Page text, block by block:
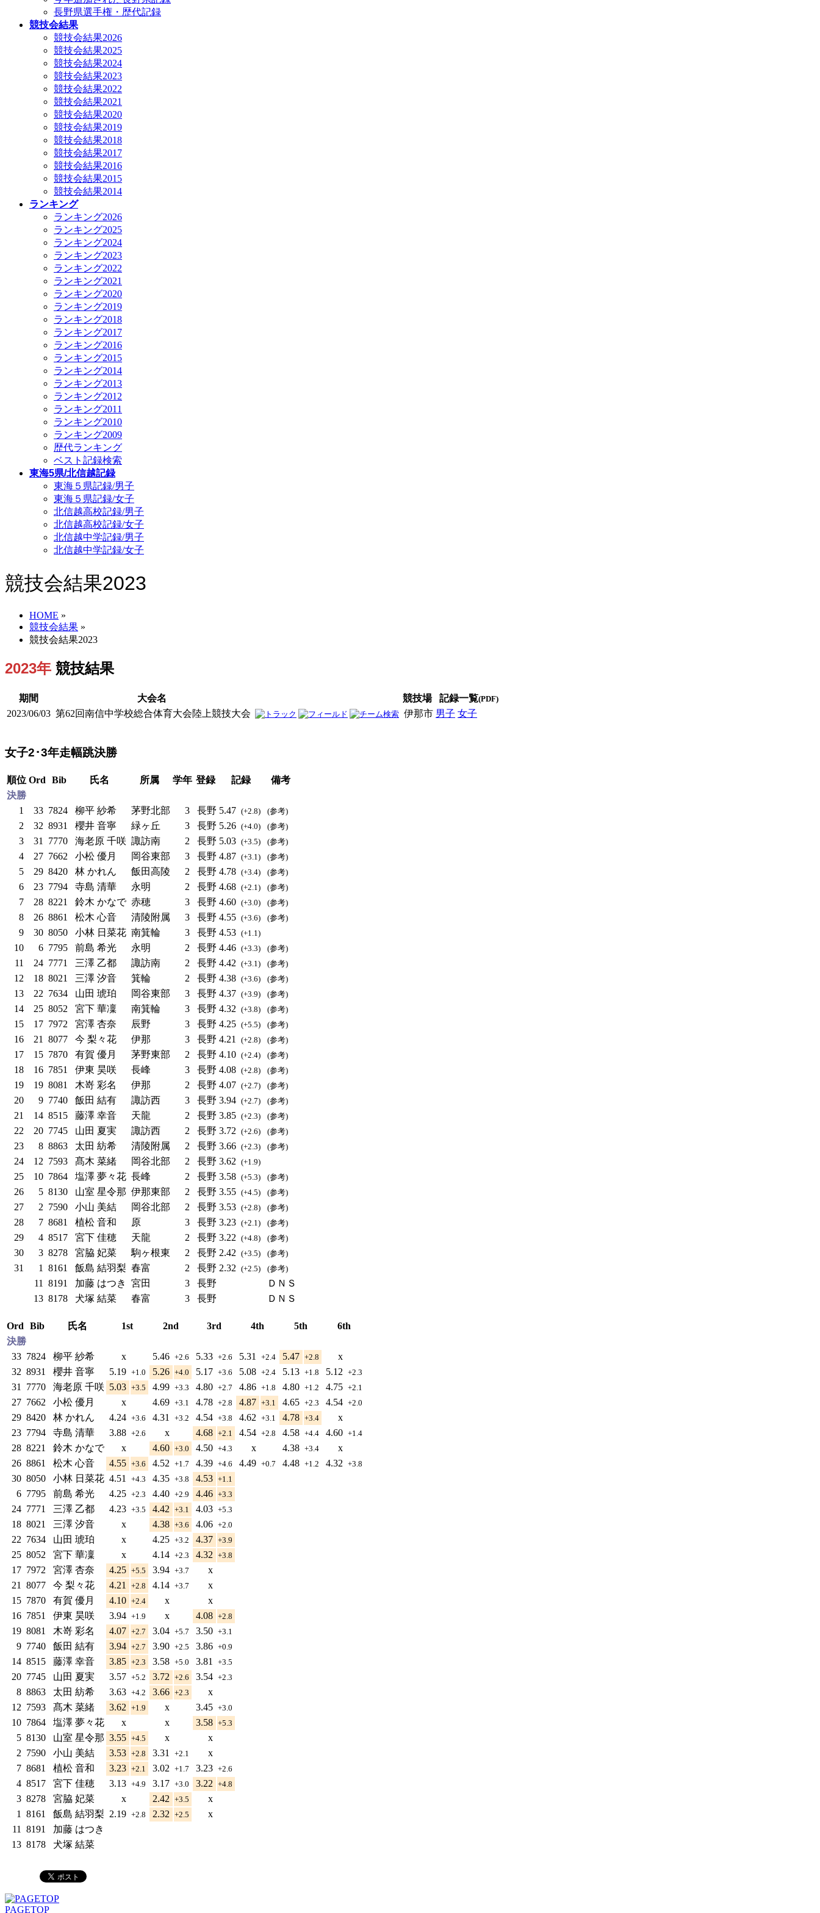
長野県選手権・歴代記録
競技会結果
競技会結果2026
競技会結果2025
競技会結果2024
競技会結果2023
競技会結果2022
競技会結果2021
競技会結果2020
競技会結果2019
競技会結果2018
競技会結果2017
競技会結果2016
競技会結果2015
競技会結果2014
ランキング
ランキング2026
ランキング2025
ランキング2024
ランキング2023
ランキング2022
ランキング2021
ランキング2020
ランキング2019
ランキング2018
ランキング2017
ランキング2016
ランキング2015
ランキング2014
ランキング2013
ランキング2012
ランキング2011
ランキング2010
ランキング2009
歴代ランキング
ベスト記録検索
東海5県/北信越記録
東海５県記録/男子
東海５県記録/女子
北信越高校記録/男子
北信越高校記録/女子
北信越中学記録/男子
北信越中学記録/女子
競技会結果2023
HOME »
競技会結果 »
競技会結果2023
2023年 競技結果
期間 大会名 競技場 記録一覧(PDF)
2023/06/03 第62回南信中学校総合体育大会陸上競技大会 伊那市 男子 女子
女子2･3年走幅跳決勝
順位 Ord Bib 氏名 所属 学年 登録 記録
備考
決勝
1
33 7824 柳平 紗希 茅野北部 3 長野 5.47 (+2.8) (参考)
2 32 8931 櫻井 音寧 緑ヶ丘 3 長野 5.26 (+4.0) (参考)
3 31 7770 海老原 千咲 諏訪南 2 長野 5.03 (+3.5) (参考)
4 27 7662 小松 優月 岡谷東部 3 長野 4.87 (+3.1) (参考)
5 29 8420 林 かれん 飯田高陵 2 長野 4.78 (+3.4) (参考)
6 23 7794 寺島 清華 永明 2 長野 4.68 (+2.1) (参考)
7 28 8221 鈴木 かなで 赤穂 3 長野 4.60 (+3.0) (参考)
8 26 8861 松木 心音 清陵附属 3 長野 4.55 (+3.6) (参考)
9 30 8050 小林 日菜花 南箕輪 3 長野 4.53 (+1.1)
10 6 7795 前島 希光 永明 2 長野 4.46 (+3.3) (参考)
11 24 7771 三澤 乙都 諏訪南 2 長野 4.42 (+3.1) (参考)
12 18 8021 三澤 汐音 箕輪 2 長野 4.38 (+3.6) (参考)
13 22 7634 山田 琥珀 岡谷東部 3 長野 4.37 (+3.9) (参考)
14 25 8052 宮下 華凜 南箕輪 3 長野 4.32 (+3.8) (参考)
15 17 7972 宮澤 杏奈 辰野 3 長野 4.25 (+5.5) (参考)
16 21 8077 今 梨々花 伊那 3 長野 4.21 (+2.8) (参考)
17 15 7870 有賀 優月 茅野東部 2 長野 4.10 (+2.4) (参考)
18 16 7851 伊東 昊咲 長峰 3 長野 4.08 (+2.8) (参考)
19 19 8081 木嵜 彩名 伊那 2 長野 4.07 (+2.7) (参考)
20 9 7740 飯田 結有 諏訪西 3 長野 3.94 (+2.7) (参考)
21 14 8515 藤澤 幸音 天龍 2 長野 3.85 (+2.3) (参考)
22 20 7745 山田 夏実 諏訪西 2 長野 3.72 (+2.6) (参考)
23 8 8863 太田 紡希 清陵附属 2 長野 3.66 (+2.3) (参考)
24 12 7593 髙木 菜緒 岡谷北部 2 長野 3.62 (+1.9)
25 10 7864 塩澤 夢々花 長峰 2 長野 3.58 (+5.3) (参考)
26 5 8130 山室 星令那 伊那東部 2 長野 3.55 (+4.5) (参考)
27 2 7590 小山 美結 岡谷北部 2 長野 3.53 (+2.8) (参考)
28 7 8681 植松 音和 原 3 長野 3.23 (+2.1) (参考)
29 4 8517 宮下 佳穂 天龍 2 長野 3.22 (+4.8) (参考)
30 3 8278 宮脇 妃菜 駒ヶ根東 2 長野 2.42 (+3.5) (参考)
31 1 8161 飯島 結羽梨 春富 2 長野 2.32 (+2.5) (参考)
11 8191 加藤 はつき 宮田 3 長野
ＤＮＳ
13 8178 犬塚 結菜 春富 3 長野 ＤＮＳ
Ord Bib 氏名 1st 2nd 3rd 4th 5th
6th
決勝
33 7824 柳平 紗希 x 5.46 +2.6 5.33 +2.6 5.31 +2.4 5.47 +2.8
x
32 8931 櫻井 音寧 5.19 +1.0 5.26 +4.0 5.17 +3.6 5.08 +2.4 5.13 +1.8 5.12 +2.3
31 7770 海老原 千咲 5.03 +3.5 4.99 +3.3 4.80 +2.7 4.86 +1.8 4.80 +1.2 4.75 +2.1
27 7662 小松 優月 x 4.69 +3.1 4.78 +2.8 4.87 +3.1 4.65 +2.3 4.54 +2.0
29 8420 林 かれん 4.24 +3.6 4.31 +3.2 4.54 +3.8 4.62 +3.1 4.78 +3.4
x
23 7794 寺島 清華 3.88 +2.6 x 4.68 +2.1 4.54 +2.8 4.58 +4.4 4.60 +1.4
28 8221 鈴木 かなで x 4.60 +3.0 4.50 +4.3 x 4.38 +3.4
x
26 8861 松木 心音 4.55 +3.6 4.52 +1.7 4.39 +4.6 4.49 +0.7 4.48 +1.2 4.32 +3.8
30 8050 小林 日菜花 4.51 +4.3 4.35 +3.8 4.53 +1.1
6 7795 前島 希光 4.25 +2.3 4.40 +2.9 4.46 +3.3
24 7771 三澤 乙都 4.23 +3.5 4.42 +3.1 4.03 +5.3
18 8021 三澤 汐音 x 4.38 +3.6 4.06 +2.0
22 7634 山田 琥珀 x 4.25 +3.2 4.37 +3.9
25 8052 宮下 華凜 x 4.14 +2.3 4.32 +3.8
17 7972 宮澤 杏奈 4.25 +5.5 3.94 +3.7
x
21
8077 今 梨々花 4.21 +2.8 4.14 +3.7
x
15 7870 有賀 優月 4.10 +2.4 x
x
16 7851 伊東 昊咲 3.94 +1.9 x 4.08 +2.8
19 8081 木嵜 彩名 4.07 +2.7 3.04 +5.7 3.50 +3.1
9 7740 飯田 結有 3.94 +2.7 3.90 +2.5 3.86 +0.9
14 8515 藤澤 幸音 3.85 +2.3 3.58 +5.0 3.81 +3.5
20 7745 山田 夏実 3.57 +5.2 3.72 +2.6 3.54 +2.3
8 8863 太田 紡希 3.63 +4.2 3.66 +2.3
x
12 7593 髙木 菜緒 3.62 +1.9 x 3.45 +3.0
10 7864 塩澤 夢々花 x x 3.58 +5.3
5 8130 山室 星令那 3.55 +4.5 x
x
2 7590 小山 美結 3.53 +2.8 3.31 +2.1
x
7 8681 植松 音和 3.23 +2.1 3.02 +1.7 3.23 +2.6
4 8517 宮下 佳穂 3.13 +4.9 3.17 +3.0 3.22 +4.8
3 8278 宮脇 妃菜 x 2.42 +3.5
x
1
8161 飯島 結羽梨 2.19 +2.8 2.32 +2.5
x
11
8191
加藤 はつき
13 8178 犬塚 結菜
PAGETOP